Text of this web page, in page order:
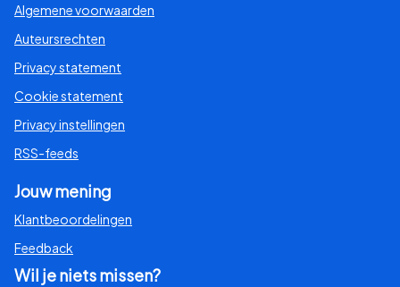
Algemene voorwaarden
Auteursrechten
Privacy statement
Cookie statement
Privacy instellingen
RSS-feeds
Jouw mening
Klantbeoordelingen
Feedback
Wil je niets missen?